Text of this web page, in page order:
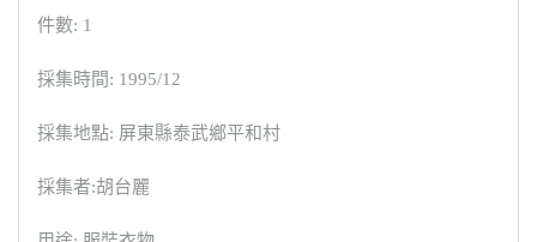
件數: 1
採集時間: 1995/12
採集地點: 屏東縣泰武鄉平和村
採集者:胡台麗